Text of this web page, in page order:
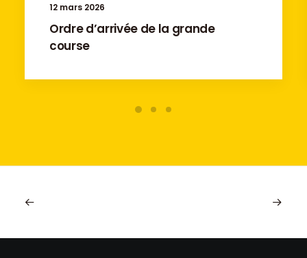
12 mars 2026
Ordre d’arrivée de la grande
course